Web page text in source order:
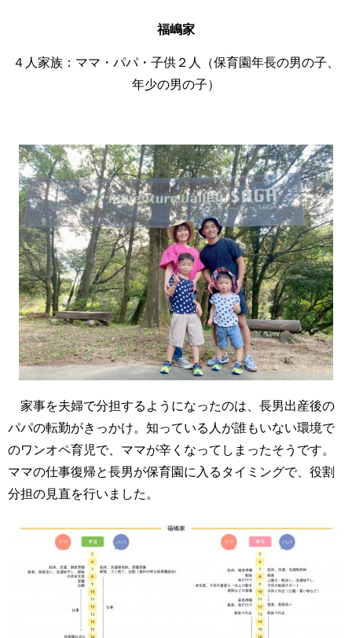
福嶋家
４人家族：ママ・パパ・子供２人（保育園年長の男の子、
年少の男の子）
家事を夫婦で分担するようになったのは、長男出産後の
パパの転勤がきっかけ。知っている人が誰もいない環境で
のワンオペ育児で、ママが辛くなってしまったそうです。
ママの仕事復帰と長男が保育園に入るタイミングで、役割
分担の見直を行いました。